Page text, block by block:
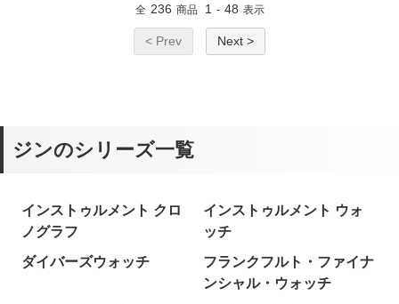
全 236 商品 1 - 48 表示
< Prev Next >
ジンのシリーズ一覧
インストゥルメント クロ
ノグラフ
インストゥルメント ウォ
ッチ
ダイバーズウォッチ
フランクフルト・ファイナ
ンシャル・ウォッチ